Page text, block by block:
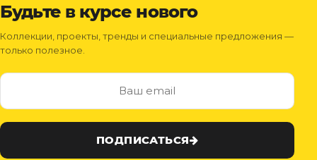
Будьте в курсе нового
Коллекции, проекты, тренды и специальные предложения —
только полезное.
ПОДПИСАТЬСЯ